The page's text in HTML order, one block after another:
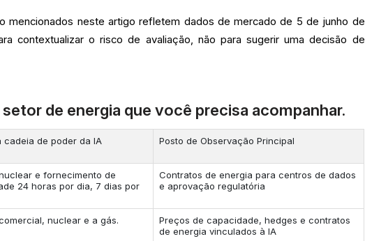
mencionados neste artigo refletem dados de mercado de 5 de junho de
contextualizar o risco de avaliação, não para sugerir uma decisão de
de energia que você precisa acompanhar.
cadeia de poder da IA Posto de Observação Principal
e fornecimento de
24 horas por dia, 7 dias por
Contratos de energia para centros de dados
e aprovação regulatória
nuclear e a gás.
Preços de capacidade, hedges e contratos
de energia vinculados à IA